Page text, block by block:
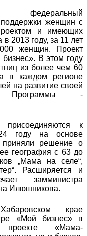
- федеральный
женщин с
и имеющих
2013 году, за 11 лет
женщин. Проект
В этом году
из более чем 60
в каждом регионе
на развитие своей
Программы -
к
году на основе
решение о
география с 63 до
„Мама на селе“,
Расширяется и
замминистра
Илюшникова.
крае
«Мой бизнес» в
«Мама-